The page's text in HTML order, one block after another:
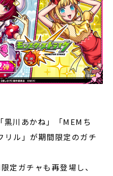
川あかね」「MEMち
リル」が期間限定のガチ
定ガチャも再登場し、